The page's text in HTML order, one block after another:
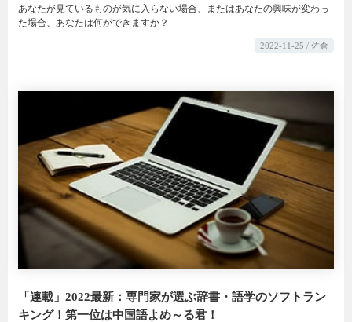
あなたが見ているものが気に入らない場合、またはあなたの興味が変わっ
た場合、あなたは何ができますか？
2022-11-25 / 佐倉
「連載」2022最新：専門家が選ぶ辞書・語学のソフトラン
キング！第一位は中国語よめ～る君！